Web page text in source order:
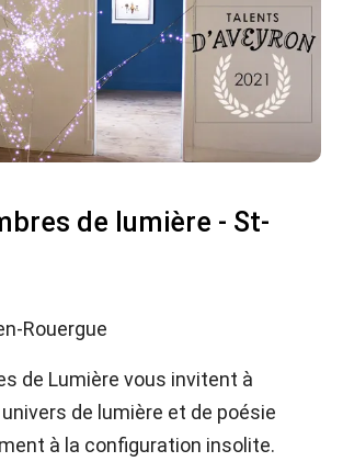
de lumière - St-
Rouergue
de Lumière vous invitent à
de lumière et de poésie
à la configuration insolite.